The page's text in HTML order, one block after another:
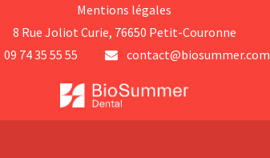
Mentions légales
8 Rue Jol​iot Curie, 76650 Petit-Couronne
09 74 35 55 55
contact@biosummer.com